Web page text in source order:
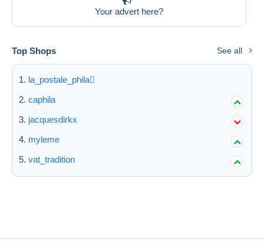
Your advert here?
Top Shops See all
la_postale_phila
caphila
jacquesdirkx
myleme
vat_tradition